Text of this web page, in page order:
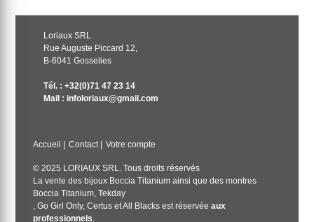
Loriaux SRL
Rue Auguste Piccard 12,
B-6041 Gosselies
Tél. : +32(0)71 47 23 14
Mail : infoloriaux@gmail.com
Accueil Contact| Votre compte
© 2025 LORIAUX SRL. Tous droits réservés
La vente des bijoux Boccia Titanium ainsi que des montres
Boccia Titanium, Tekday
, Go Girl Only, Certus et All Blacks est réservéeaux
professionnels.